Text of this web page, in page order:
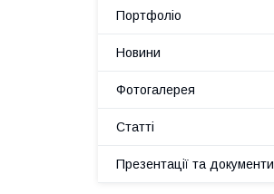
Портфоліо
Новини
Фотогалерея
Статті
Презентації та документи